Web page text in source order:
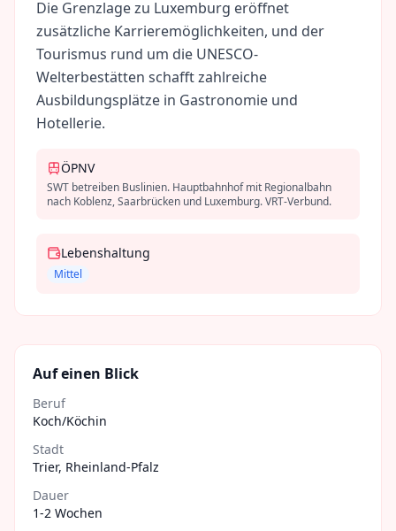
Die Grenzlage zu Luxemburg eröffnet
zusätzliche Karrieremöglichkeiten, und der
Tourismus rund um die UNESCO-
Welterbestätten schafft zahlreiche
Ausbildungsplätze in Gastronomie und
Hotellerie.
ÖPNV
SWT betreiben Buslinien. Hauptbahnhof mit Regionalbahn
nach Koblenz, Saarbrücken und Luxemburg. VRT-Verbund.
Lebenshaltung
Mittel
Auf einen Blick
Beruf
Koch/Köchin
Stadt
Trier, Rheinland-Pfalz
Dauer
1-2 Wochen